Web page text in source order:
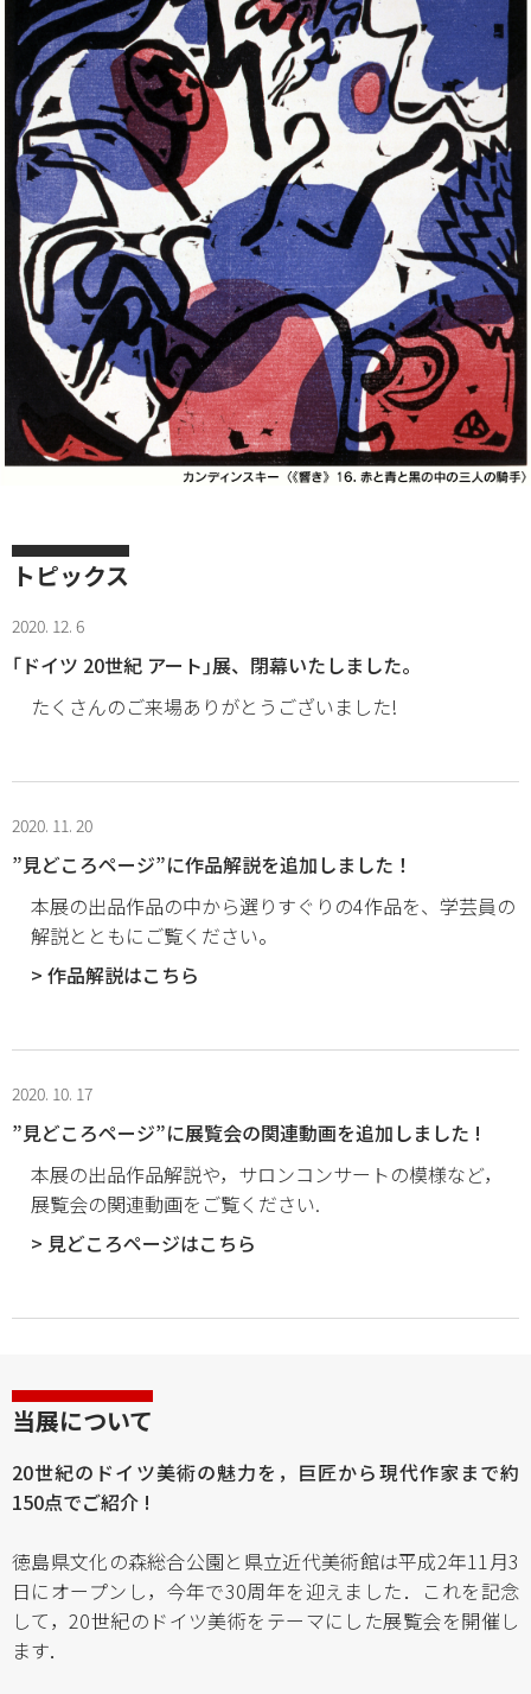
トピックス
2020. 12. 6
｢ドイツ 20世紀 アート｣展、閉幕いたしました。
たくさんのご来場ありがとうございました!
2020. 11. 20
”見どころページ”に作品解説を追加しました！
本展の出品作品の中から選りすぐりの4作品を、学芸員の
解説とともにご覧ください。
> 作品解説はこちら
2020. 10. 17
”見どころページ”に展覧会の関連動画を追加しました !
本展の出品作品解説や，サロンコンサートの模様など，
展覧会の関連動画をご覧ください.
> 見どころページはこちら
当展について
20世紀のドイツ美術の魅力を，巨匠から現代作家まで約
150点でご紹介 !
徳島県文化の森総合公園と県立近代美術館は平成2年11月3
日にオープンし，今年で30周年を迎えました．これを記念
して，20世紀のドイツ美術をテーマにした展覧会を開催し
ます．